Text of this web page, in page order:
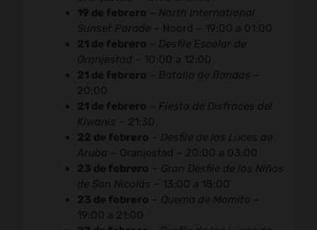
19 de febrero – North International
Sunset Parade – Noord – 19:00 a 01:00
21 de febrero – Desfile Escolar de
Oranjestad – 10:00 a 12:00
21 de febrero – Batalla de Bandas –
20:00
21 de febrero – Fiesta de Disfraces del
Kiwanis – 21:30
22 de febrero – Desfile de las Luces de
Aruba – Oranjestad – 20:00 a 03:00
23 de febrero – Gran Desfile de los Niños
de San Nicolás – 13:00 a 18:00
23 de febrero – Quema de Momito –
19:00 a 21:00